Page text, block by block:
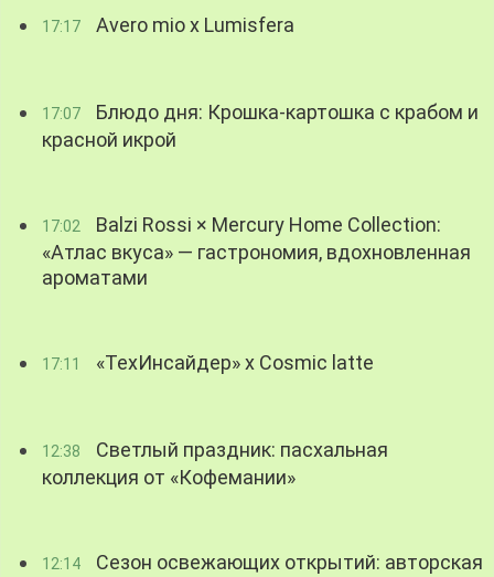
17:17 Avero mio x Lumisfera
17:07
Блюдо дня: Крошка-картошка с крабом и
красной икрой
17:02
Balzi Rossi × Mercury Home Collection:
«Атлас вкуса» — гастрономия, вдохновленная
ароматами
17:11 «ТехИнсайдер» х Cosmic latte
12:38
Светлый праздник: пасхальная
коллекция от «Кофемании»
12:14
Сезон освежающих открытий: авторская